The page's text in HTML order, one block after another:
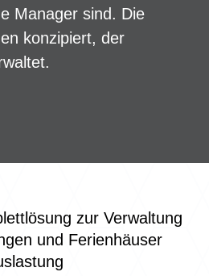
Manager sind. Die
konzipiert, der
zur Verwaltung
und Ferienhäuser